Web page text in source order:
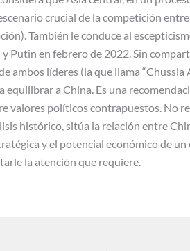
crucial de la competición
También le conduce al
Putin en febrero de 2022. Sin
ambos líderes (la que llama
equilibrar a China. Es una
valores políticos contrapuestos. No
histórico, sitúa la relación entre
y el potencial económico de
la atención que requiere.